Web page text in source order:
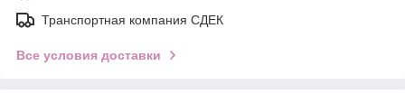
Транспортная компания СДЕК
Все условия доставки